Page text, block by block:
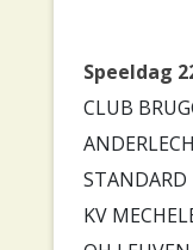
Speeldag
CLUB
STANDARD
KV